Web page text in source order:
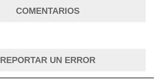
COMENTARIOS
REPORTAR UN ERROR